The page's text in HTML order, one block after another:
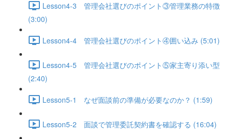
Lesson4-3 管理会社選びのポイント③管理業務の特徴
(3:00)
Lesson4-4 管理会社選びのポイント④囲い込み (5:01)
Lesson4-5 管理会社選びのポイント⑤家主寄り添い型
(2:40)
Lesson5-1 なぜ面談前の準備が必要なのか？ (1:59)
Lesson5-2 面談で管理委託契約書を確認する (16:04)